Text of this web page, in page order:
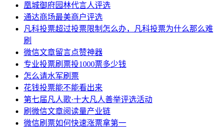
凰城御府园林代言人评选
通达商场最美商户评选
凡科投票超过投票限制怎么办，凡科投票为什么那么难
刷
微信文章留言点赞神器
专业投票刷票投1000票多少钱
怎么请水军刷票
花钱投票能不能看出来
第七届凡人歌·十大凡人善举评选活动
刷微信文章阅读量产业链
微信刷票如何快速涨票拿第一